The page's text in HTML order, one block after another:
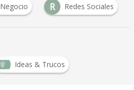
Negocio R Redes Sociales
Ideas & Trucos